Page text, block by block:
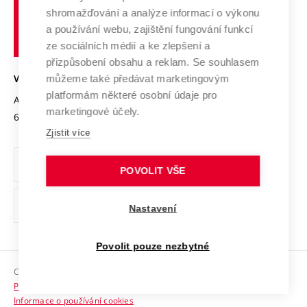
Výzkumné infrastruktury
Transfer znalostí
Open Science
Projekty
Projekty ze strukturálních fondů
Specifický výzkum
Služby univerzity
Mezinárodní dohody
Univerzitní sítě
Udržitelná univerzita
Podnikavá univerzita / ContriBUTe
Bezpečná univerzita
Vyznamenání
Organizační struktura
Ochrana osobních údajů
odkaz)
Sociální bezpečí
HR Award
učení
technické
VYSOKÉ UČENÍ TECHNICKÉ V BRNĚ
Antonínská 548/1
602 00 Brno
www.vut.cz
vut@vutbr.cz
Copyright © 2026 VUT
Prohlášení o přístupnosti
Informace o používání cookies
shromažďování a analýze informací o výkonu
a používání webu, zajištění fungování funkcí
ze sociálních médií a ke zlepšení a
přizpůsobení obsahu a reklam. Se souhlasem
můžeme také předávat marketingovým
platformám některé osobní údaje pro
marketingové účely.
Zjistit více
POVOLIT VŠE
Nastavení
Povolit pouze nezbytné